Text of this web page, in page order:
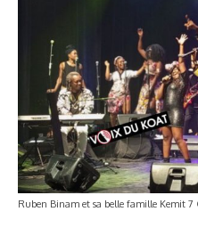
Ruben Binam et sa belle famille Kemit 7